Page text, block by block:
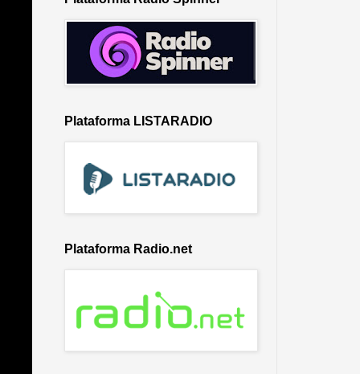
Plataforma LISTARADIO
Plataforma Radio.net